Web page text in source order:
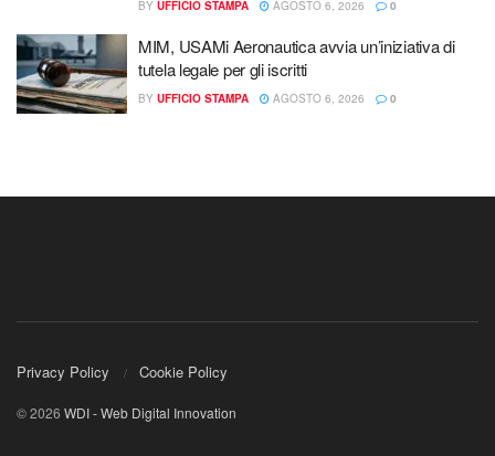
BY UFFICIO STAMPA AGOSTO 6, 2026 0
MIM, USAMi Aeronautica avvia un’iniziativa di
tutela legale per gli iscritti
BY UFFICIO STAMPA AGOSTO 6, 2026 0
Privacy Policy Cookie Policy
© 2026 WDI - Web Digital Innovation